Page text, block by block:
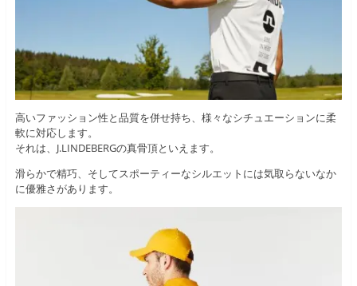
高いファッション性と品質を併せ持ち、様々なシチュエーションに柔
軟に対応します。
それは、J.LINDEBERGの真骨頂といえます。
滑らかで精巧、そしてスポーティーなシルエットには気取らないなか
に優雅さがあります。